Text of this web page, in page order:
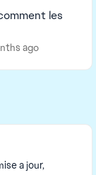
les
ago
a jour,